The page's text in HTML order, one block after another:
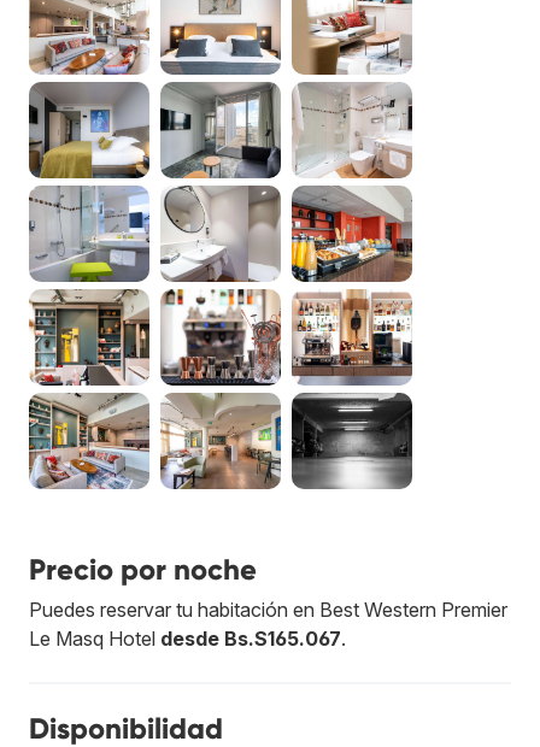
Precio por noche
Puedes reservar tu habitación en Best Western Premier
Le Masq Hotel desde Bs.S165.067.
Disponibilidad